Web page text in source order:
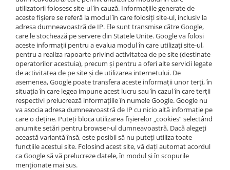
Fir/Sârmă pentru Gard electric
Bandă pentru Gard Electric
Panouri Solare
Accesorii Panou Solar
Controler Panou Solar
Invertoare
Kit-uri de iluminat cu Panou
Panouri Solare
Pompă Submersibilă
Sisteme de alimentare cu panou
solar
utilizatorii folosesc site-ul în cauză. Informaţiile generate de
aceste fişiere se referă la modul în care folosiţi site-ul, inclusiv la
adresa dumneavoastră de IP. Ele sunt transmise către Google,
care le stochează pe servere din Statele Unite. Google va folosi
aceste informaţii pentru a evalua modul în care utilizaţi site-ul,
pentru a realiza rapoarte privind activitatea de pe site (destinate
operatorilor acestuia), precum şi pentru a oferi alte servicii legate
de activitatea de pe site şi de utilizarea internetului. De
asemenea, Google poate transfera aceste informaţii unor terţi, în
situaţia în care legea impune acest lucru sau în cazul în care terţii
respectivi prelucrează informaţiile în numele Google. Google nu
va asocia adresa dumneavoastră de IP cu nicio altă informaţie pe
care o deţine. Puteţi bloca utilizarea fişierelor „cookies” selectând
anumite setări pentru browser-ul dumneavoastră. Dacă alegeţi
această variantă însă, este posibil să nu puteţi utiliza toate
funcţiile acestui site. Folosind acest site, vă daţi automat acordul
ca Google să vă prelucreze datele, în modul şi în scopurile
menţionate mai sus.